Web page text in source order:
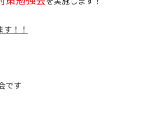
！！
です